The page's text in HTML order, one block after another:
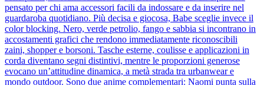
pensato per chi ama accessori facili da indossare e da inserire nel
guardaroba quotidiano. Più decisa e giocosa, Babe sceglie invece il
color blocking. Nero, verde petrolio, fango e sabbia si incontrano in
accostamenti grafici che rendono immediatamente riconoscibili
zaini, shopper e borsoni. Tasche esterne, coulisse e applicazioni in
corda diventano segni distintivi, mentre le proporzioni generose
evocano un’attitudine dinamica, a metà strada tra urbanwear e
mondo outdoor. Sono due anime complementari: Naomi punta sulla